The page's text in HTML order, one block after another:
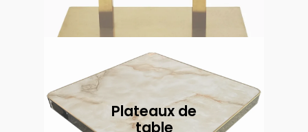
Plateaux de
table